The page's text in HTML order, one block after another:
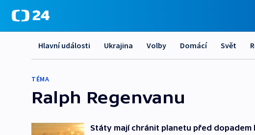
Hlavní události Ukrajina Volby Domácí Svět
TÉMA
Ralph Regenvanu
Státy mají chránit planetu před dopadem